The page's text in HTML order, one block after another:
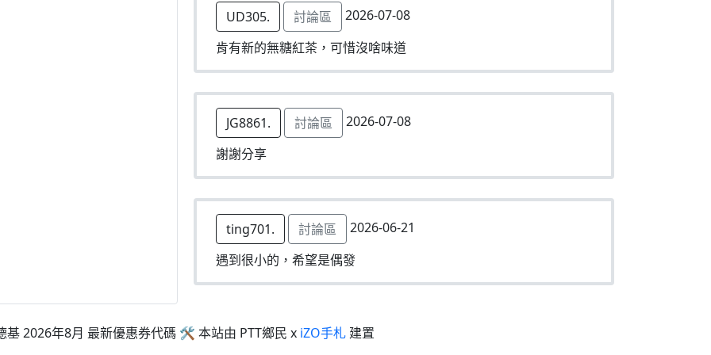
UD305. 討論區
2026-07-08
肯有新的無糖紅茶，可惜沒啥味道
JG8861. 討論區
2026-07-08
謝謝分享
ting701. 討論區
2026-06-21
遇到很小的，希望是偶發
基 2026年8月 最新優惠券代碼 🛠 本站由 PTT鄉民 x iZO手札建置